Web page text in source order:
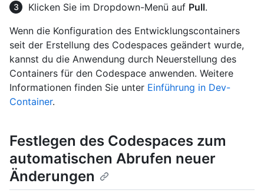
Klicken Sie im Dropdown-Menü auf Pull.
Wenn die Konfiguration des Entwicklungscontainers
seit der Erstellung des Codespaces geändert wurde,
kannst du die Anwendung durch Neuerstellung des
Containers für den Codespace anwenden. Weitere
Informationen finden Sie unter Einführung in Dev-
Container.
Festlegen des Codespaces zum
automatischen Abrufen neuer
Änderungen